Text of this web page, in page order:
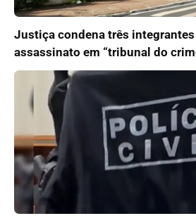
Justiça condena três integrantes
assassinato em “tribunal do